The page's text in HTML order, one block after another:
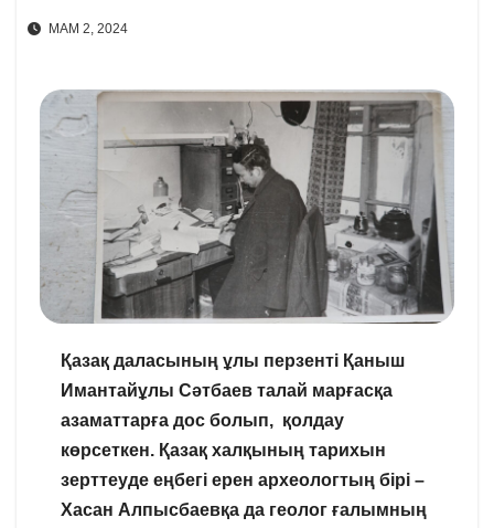
МАМ 2, 2024
Қазақ даласының ұлы перзенті Қаныш
Имантайұлы Сәтбаев талай марғасқа
азаматтарға дос болып, қолдау
көрсеткен. Қазақ халқының тарихын
зерттеуде еңбегі ерен археологтың бірі –
Хасан Алпысбаевқа да геолог ғалымның